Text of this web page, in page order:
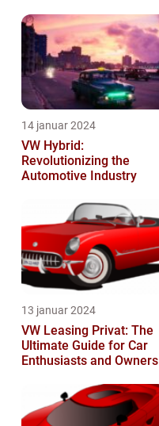
14 januar 2024
VW Hybrid:
Revolutionizing the
Automotive Industry
13 januar 2024
VW Leasing Privat: The
Ultimate Guide for Car
Enthusiasts and Owners